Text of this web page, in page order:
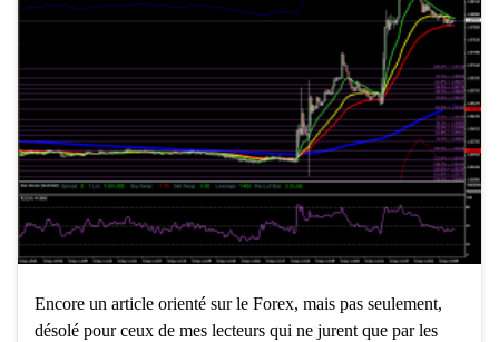
Encore un article orienté sur le Forex, mais pas seulement,
désolé pour ceux de mes lecteurs qui ne jurent que par les